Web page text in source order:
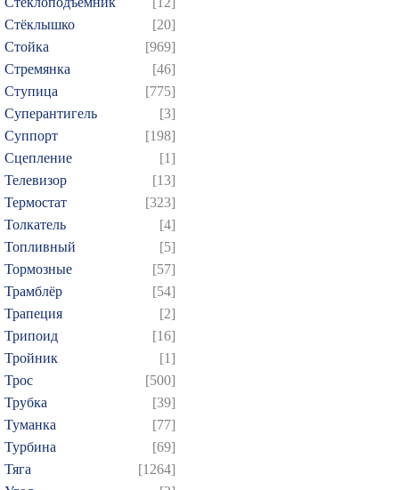
Стёклышко
[20]
Стойка
[969]
Стремянка
[46]
Ступица
[775]
Суперантигель
[3]
Суппорт
[198]
Сцепление
[1]
Телевизор
[13]
Термостат
[323]
Толкатель
[4]
Топливный
[5]
Тормозные
[57]
Трамблёр
[54]
Трапеция
[2]
Трипоид
[16]
Тройник
[1]
Трос
[500]
Трубка
[39]
Туманка
[77]
Турбина
[69]
Тяга
[1264]